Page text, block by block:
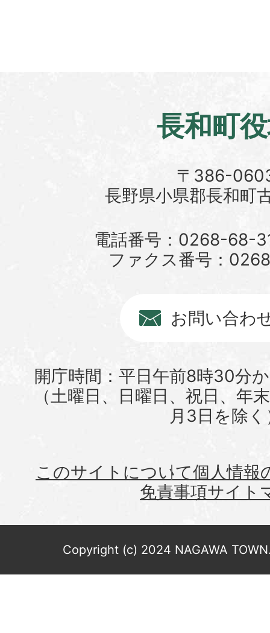
長和町
〒386-
長野県小県郡長和町
電話番号：0268-68-
ファクス番号：
お問い合わ
開庁時間：平日午前8時30分
（土曜日、日曜日、祝日、年
月3日を除く
このサイトについて個人情報
免責事項サイト
Copyright (c) 2024 NAGAWA